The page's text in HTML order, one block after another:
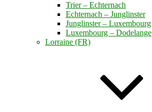
Trier – Echternach
Echternach – Junglinster
Junglinster – Luxembourg
Luxembourg – Dodelange
Lorraine (FR)